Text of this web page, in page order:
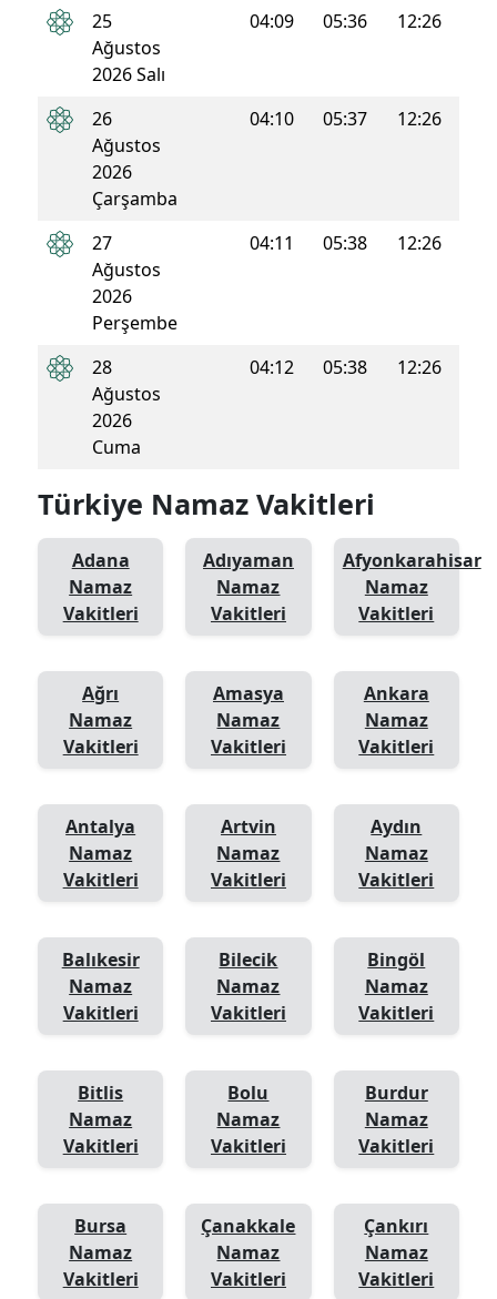
25
Ağustos
2026 Salı
04:09 05:36 12:26
26
Ağustos
2026
Çarşamba
04:10 05:37 12:26
27
Ağustos
2026
Perşembe
04:11 05:38 12:26
28
Ağustos
2026
Cuma
04:12 05:38 12:26
Türkiye Namaz Vakitleri
Adana
Namaz
Vakitleri
Adıyaman
Namaz
Vakitleri
Afyonkarahisar
Namaz
Vakitleri
Ağrı
Namaz
Vakitleri
Amasya
Namaz
Vakitleri
Ankara
Namaz
Vakitleri
Antalya
Namaz
Vakitleri
Artvin
Namaz
Vakitleri
Aydın
Namaz
Vakitleri
Balıkesir
Namaz
Vakitleri
Bilecik
Namaz
Vakitleri
Bingöl
Namaz
Vakitleri
Bitlis
Namaz
Vakitleri
Bolu
Namaz
Vakitleri
Burdur
Namaz
Vakitleri
Bursa
Namaz
Vakitleri
Çanakkale
Namaz
Vakitleri
Çankırı
Namaz
Vakitleri